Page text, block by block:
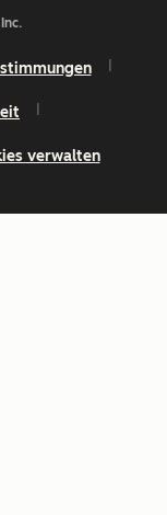
verwalten